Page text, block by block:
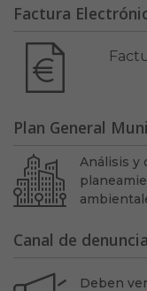
Factura
Plan General
Análisis y
Canal de
Deben